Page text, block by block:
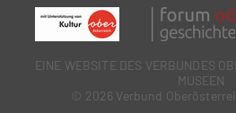
EINE WEBSITE DES VERBUNDES
MUSEEN
© 2026 Verbund